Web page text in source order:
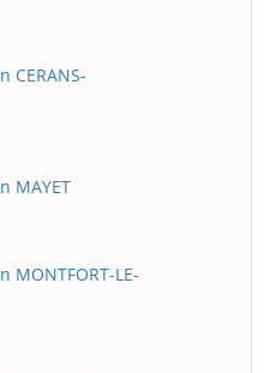
CERANS-
MAYET
LE-